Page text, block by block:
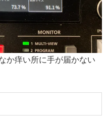
か痒い所に手が届かない